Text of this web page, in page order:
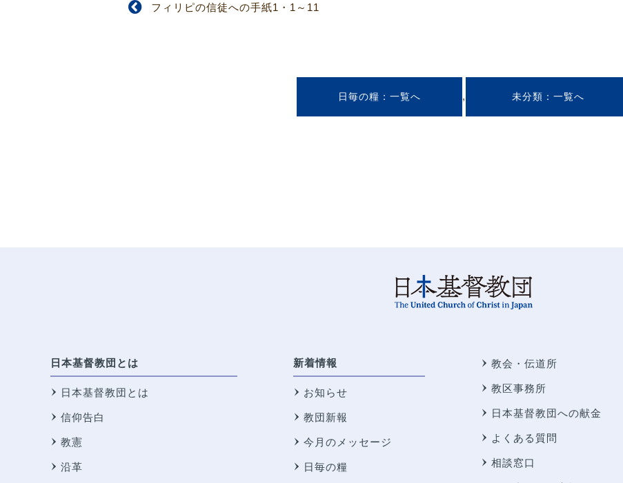
フィリピの信徒への手紙1・1～11
日毎の糧 , 未分類
日本基督教団とは
日本基督教団とは
信仰告白
教憲
沿革
新着情報
お知らせ
教団新報
今月のメッセージ
日毎の糧
教会・伝道所
教区事務所
日本基督教団への献金
よくある質問
相談窓口